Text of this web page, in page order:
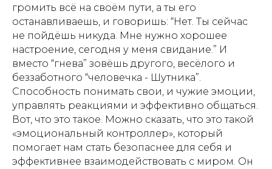
громить всё на своём пути, а ты его
останавливаешь, и говоришь: “Нет. Ты сейчас
не пойдёшь никуда. Мне нужно хорошее
настроение, сегодня у меня свидание.” И
вместо “гнева” зовёшь другого, весёлого и
беззаботного “человечка - Шутника”.
Способность понимать свои, и чужие эмоции,
управлять реакциями и эффективно общаться.
Вот, что это такое. Можно сказать, что это такой
«эмоциональный контроллер», который
помогает нам стать безопаснее для себя и
эффективнее взаимодействовать с миром. Он